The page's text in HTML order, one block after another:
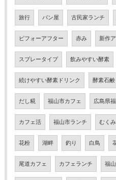
旅行 パン屋 古民家ランチ
ビフォーアフター 赤み 新作
スプレータイプ 飲みやすい酵素
続けやすい酵素ドリンク 酵素石鹸
だし糀 福山市カフェ 広島県
カフェ活 福山市ランチ むくみ
花粉 湖畔 釣り 白鳥
尾道カフェ カフェランチ 福